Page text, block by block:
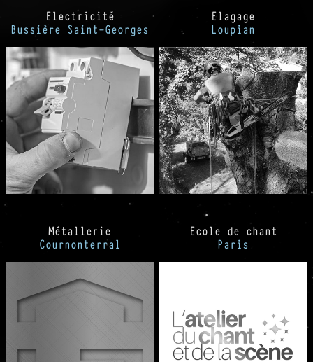
Electricité
Bussière Saint-Georges
Elagage
Loupian
Métallerie
Cournonterral
Ecole de chant
Paris